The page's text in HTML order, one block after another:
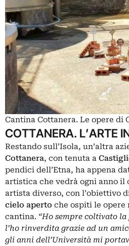
Cantina Cottanera. Le opere di
COTTANERA. L’ARTE
Restando sull’Isola, un’altra
Cottanera, con tenuta a
pendici dell’Etna, ha appena
artistica che vedrà ogni anno il
artista diverso, con l’obiettivo
cielo aperto che ospiti le opere
cantina. “Ho sempre coltivato la
l’ho rinverdita grazie ad un
gli anni dell’Università mi